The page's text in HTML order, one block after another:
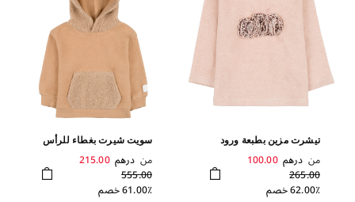
تيشرت مزين بطبعة ورود
من درهم 100.00
265.00
62.00٪ خصم
سويت شيرت بغطاء للرأس
من درهم 215.00
555.00
61.00٪ خصم